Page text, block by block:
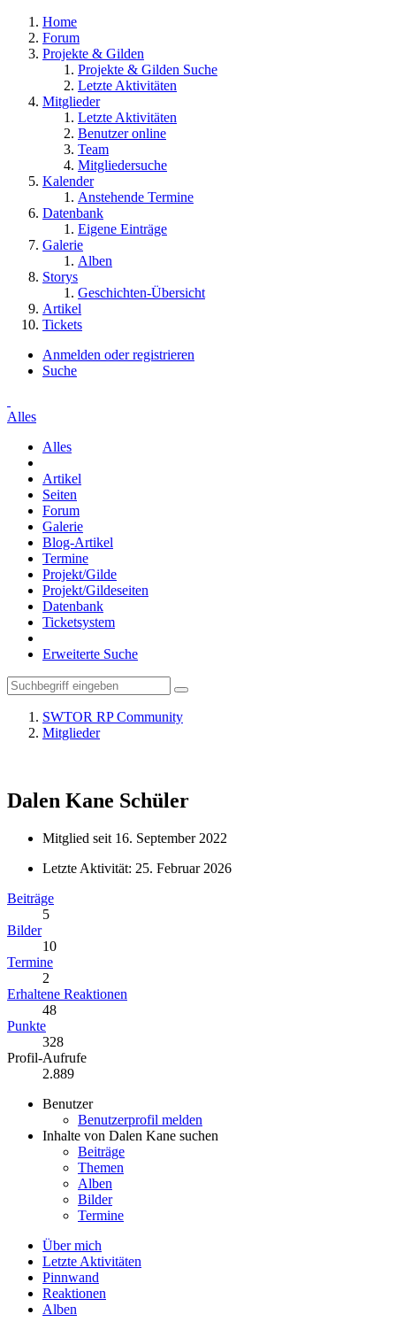
Home
Forum
Projekte & Gilden
Projekte & Gilden Suche
Letzte Aktivitäten
Mitglieder
Letzte Aktivitäten
Benutzer online
Team
Mitgliedersuche
Kalender
Anstehende Termine
Datenbank
Eigene Einträge
Galerie
Alben
Storys
Geschichten-Übersicht
Artikel
Tickets
Anmelden oder registrieren
Suche
Alles
Alles
Artikel
Seiten
Forum
Galerie
Blog-Artikel
Termine
Projekt/Gilde
Projekt/Gildeseiten
Datenbank
Ticketsystem
Erweiterte Suche
SWTOR RP Community
Mitglieder
Dalen Kane Schüler
Mitglied seit 16. September 2022
Letzte Aktivität: 25. Februar 2026
Beiträge
5
Bilder
10
Termine
2
Erhaltene Reaktionen
48
Punkte
328
Profil-Aufrufe
2.889
Benutzer
Benutzerprofil melden
Inhalte von Dalen Kane suchen
Beiträge
Themen
Alben
Bilder
Termine
Über mich
Letzte Aktivitäten
Pinnwand
Reaktionen
Alben